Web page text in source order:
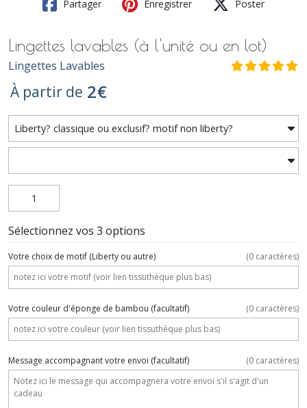
Partager Enregistrer Poster
Lingettes lavables (à l'unité ou en lot)
Lingettes Lavables
À partir de 2€
Sélectionnez vos 3 options
Votre choix de motif (Liberty ou autre) (0 caractères)
Votre couleur d'éponge de bambou (facultatif) (0 caractères)
Message accompagnant votre envoi (facultatif) (0 caractères)